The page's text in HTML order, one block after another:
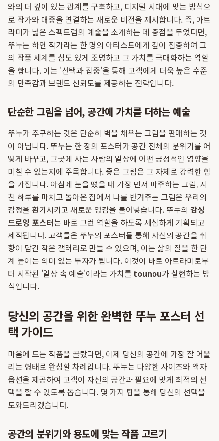
와의 더 깊이 있는 관계를 구축하고, 디지털 시대에 맞는 방식으
로 작가와 대중을 연결하는 새로운 비전을 제시합니다. 즉, 아트
라미가 넓은 스펙트럼의 예술을 소개하는 데 중점을 두었다면,
뚜누는 하연 작가라는 한 명의 아티스트에게 깊이 집중하여 그
의 작품 세계를 심도 있게 조명하고 그 가치를 극대화하는 역할
을 합니다. 이는 '선택과 집중'을 통해 고객에게 더욱 높은 수준
의 만족감과 브랜드 신뢰도를 제공하는 전략입니다.
단순한 그림을 넘어, 공간에 가치를 더하는 예술
뚜누가 추구하는 것은 단순히 벽을 채우는 그림을 판매하는 것
이 아닙니다. 뚜누는 한 장의 포스터가 공간 전체의 분위기를 어
떻게 바꾸고, 그곳에 사는 사람의 일상에 어떤 긍정적인 영향을
미칠 수 있는지에 주목합니다. 좋은 그림은 그 자체로 강력한 힘
을 가집니다. 아침에 눈을 떴을 때 가장 먼저 마주하는 그림, 지
친 하루를 마치고 돌아온 집에서 나를 반겨주는 그림은 우리의
감정을 환기시키고 새로운 영감을 불어넣습니다. 뚜누의 감성
드로잉 포스터는 바로 그런 역할을 하도록 세심하게 기획되고
제작됩니다. 고객들은 뚜누의 포스터를 통해 자신의 공간을 취
향이 담긴 작은 갤러리로 만들 수 있으며, 이는 삶의 질을 한 단
계 높이는 의미 있는 투자가 됩니다. 이것이 바로 아트라미로부
터 시작된 '일상 속 예술'이라는 가치를 tounou가 실현하는 방
식입니다.
당신의 공간을 위한 완벽한 뚜누 포스터 선
택 가이드
마음에 드는 작품을 골랐다면, 이제 당신의 공간에 가장 잘 어울
리는 형태로 완성할 차례입니다. 뚜누는 다양한 사이즈와 액자
옵션을 제공하여 고객이 자신의 공간과 필요에 맞게 최적의 선
택을 할 수 있도록 돕습니다. 몇 가지 팁을 통해 당신의 선택을
도와드리겠습니다.
공간의 분위기와 용도에 맞는 작품 고르기